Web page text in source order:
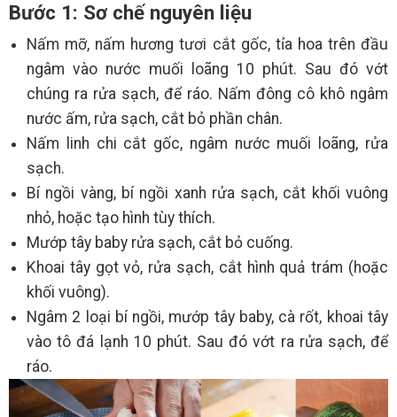
Bước 1: Sơ chế nguyên liệu
Nấm mỡ, nấm hương tươi cắt gốc, tỉa hoa trên đầu
ngâm vào nước muối loãng 10 phút. Sau đó vớt
chúng ra rửa sạch, để ráo. Nấm đông cô khô ngâm
nước ấm, rửa sạch, cắt bỏ phần chân.
Nấm linh chi cắt gốc, ngâm nước muối loãng, rửa
sạch.
Bí ngồi vàng, bí ngồi xanh rửa sạch, cắt khối vuông
nhỏ, hoặc tạo hình tùy thích.
Mướp tây baby rửa sạch, cắt bỏ cuống.
Khoai tây gọt vỏ, rửa sạch, cắt hình quả trám (hoặc
khối vuông).
Ngâm 2 loại bí ngồi, mướp tây baby, cà rốt, khoai tây
vào tô đá lạnh 10 phút. Sau đó vớt ra rửa sạch, để
ráo.